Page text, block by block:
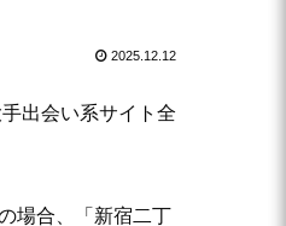
2025.12.12
出会い系サイト全
場合、「新宿二丁